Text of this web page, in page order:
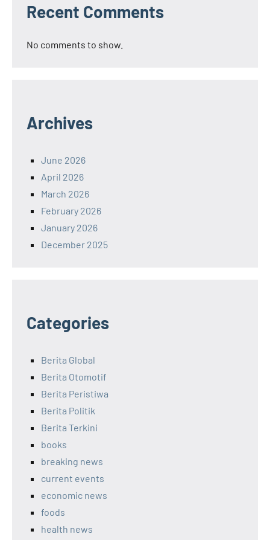
Recent Comments
No comments to show.
Archives
June 2026
April 2026
March 2026
February 2026
January 2026
December 2025
Categories
Berita Global
Berita Otomotif
Berita Peristiwa
Berita Politik
Berita Terkini
books
breaking news
current events
economic news
foods
health news